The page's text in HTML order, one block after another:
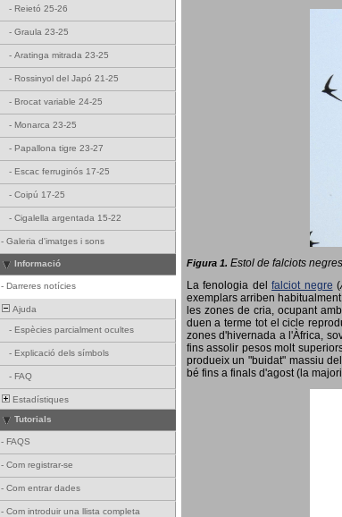
- Reietó 25-26
- Graula 23-25
- Aratinga mitrada 23-25
- Rossinyol del Japó 21-25
- Brocat variable 24-25
- Monarca 23-25
- Papallona tigre 23-27
- Escac ferruginós 17-25
- Coipú 17-25
- Cigalella argentada 15-22
- Galeria d'imatges i sons
Informació
- Darreres notícies
Ajuda
- Espècies parcialment ocultes
- Explicació dels símbols
- FAQ
Estadístiques
Tutorials
- FAQS
- Com registrar-se
- Com entrar dades
- Com introduir una llista completa
Figura 1. Estol de falciots
La fenologia delfalciot negre (
exemplars arriben
les zones de cria, ocupant
duen a terme tot el cicle
zones d'hivernada a l'Àfrica,
fins assolir pesos molt
produeix un "buidat" massiu
bé fins a finals d'agost (la